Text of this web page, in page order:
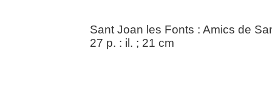
Sant Joan les Fonts : Amics de
27 p. : il. ; 21 cm